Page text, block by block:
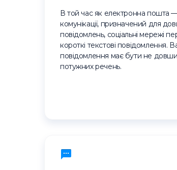
В той час як електронна пошта
комунікації, призначений для
повідомлень, соціальні мережі
короткі текстові повідомлення.
повідомлення має бути не
потужних речень.